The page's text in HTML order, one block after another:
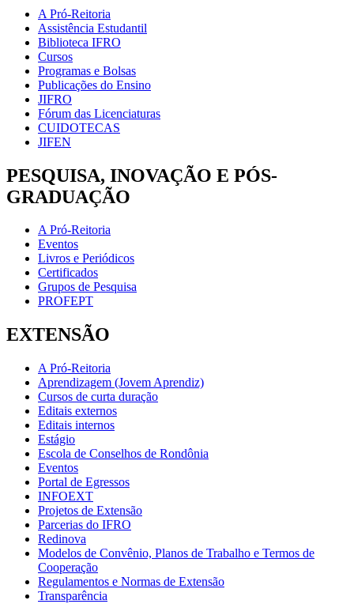
A Pró-Reitoria
Assistência Estudantil
Biblioteca IFRO
Cursos
Programas e Bolsas
Publicações do Ensino
JIFRO
Fórum das Licenciaturas
CUIDOTECAS
JIFEN
PESQUISA, INOVAÇÃO E PÓS-
GRADUAÇÃO
A Pró-Reitoria
Eventos
Livros e Periódicos
Certificados
Grupos de Pesquisa
PROFEPT
EXTENSÃO
A Pró-Reitoria
Aprendizagem (Jovem Aprendiz)
Cursos de curta duração
Editais externos
Editais internos
Estágio
Escola de Conselhos de Rondônia
Eventos
Portal de Egressos
INFOEXT
Projetos de Extensão
Parcerias do IFRO
Redinova
Modelos de Convênio, Planos de Trabalho e Termos de
Cooperação
Regulamentos e Normas de Extensão
Transparência